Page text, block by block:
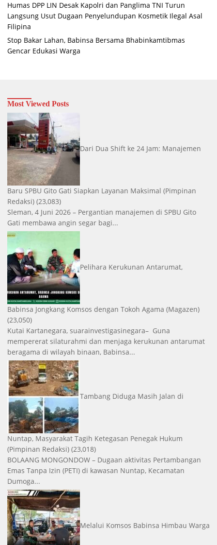
Humas DPP LIN Desak Kapolri dan Panglima TNI Turun
Langsung Usut Dugaan Penyelundupan Kosmetik Ilegal Asal
Filipina
Stop Bakar Lahan, Babinsa Bersama Bhabinkamtibmas
Gencar Edukasi Warga
Most Viewed Posts
Dari Dua Shift ke 24 Jam: Manajemen
Baru SPBU Gito Gati Siapkan Layanan Maksimal (Pimpinan
Redaksi) (23,083)
Sleman, 4 Juni 2026 – Pergantian manajemen di SPBU Gito
Gati membawa angin segar bagi...
Pelihara Kerukunan Antarumat,
Babinsa Jongkang Komsos dengan Tokoh Agama (Magazen)
(23,050)
Kutai Kartanegara, suarainvestigasinegara– Guna
mempererat silaturahmi dan menjaga kerukunan antarumat
beragama di wilayah binaan, Babinsa...
Tambang Diduga Masih Jalan di
Nuntap, Masyarakat Tagih Ketegasan Penegak Hukum
(Pimpinan Redaksi) (23,018)
BOLAANG MONGONDOW – Dugaan aktivitas Pertambangan
Emas Tanpa Izin (PETI) di kawasan Nuntap, Kecamatan
Dumoga...
Melalui Komsos Babinsa Himbau Warga